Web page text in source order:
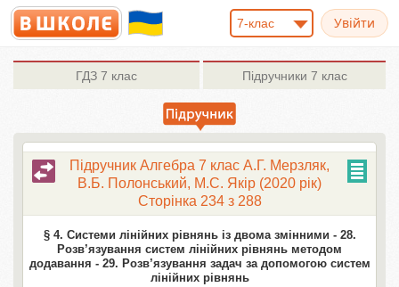
7-клас
ГДЗ 7 клас Підручники 7 клас
Підручник Алгебра 7 клас А.Г. Мерзляк,
В.Б. Полонський, М.С. Якір (2020 рік)
Сторінка 234 з 288
§ 4. Системи лінійних рівнянь із двома змінними - 28.
Розв’язування систем лінійних рівнянь методом
додавання - 29. Розв’язування задач за допомогою систем
лінійних рівнянь